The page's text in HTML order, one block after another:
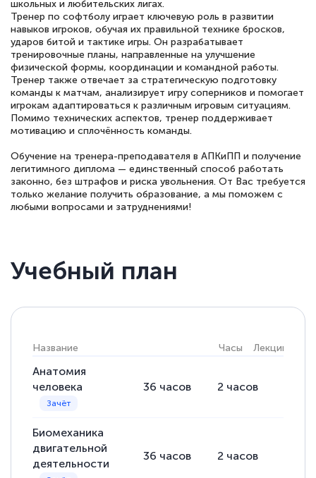
школьных и любительских лигах.
Тренер по софтболу играет ключевую роль в развитии
навыков игроков, обучая их правильной технике бросков,
ударов битой и тактике игры. Он разрабатывает
тренировочные планы, направленные на улучшение
физической формы, координации и командной работы.
Тренер также отвечает за стратегическую подготовку
команды к матчам, анализирует игру соперников и помогает
игрокам адаптироваться к различным игровым ситуациям.
Помимо технических аспектов, тренер поддерживает
мотивацию и сплочённость команды.
Обучение на тренера-преподавателя в АПКиПП и получение
легитимного диплома — единственный способ работать
законно, без штрафов и риска увольнения. От Вас требуется
только желание получить образование, а мы поможем с
любыми вопросами и затруднениями!
Учебный план
Название Часы Лекции
Анатомия
человека
36 часов 2 часов
Биомеханика
двигательной
деятельности
36 часов 2 часов